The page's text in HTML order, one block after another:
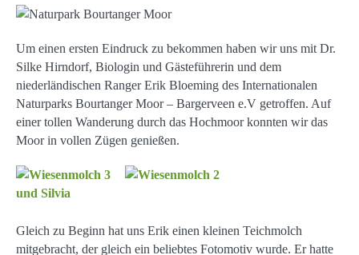
Um einen ersten Eindruck zu bekommen haben wir uns mit Dr.
Silke Hirndorf, Biologin und Gästeführerin und dem
niederländischen Ranger Erik Bloeming des Internationalen
Naturparks Bourtanger Moor – Bargerveen e.V getroffen. Auf
einer tollen Wanderung durch das Hochmoor konnten wir das
Moor in vollen Zügen genießen.
Gleich zu Beginn hat uns Erik einen kleinen Teichmolch
mitgebracht, der gleich ein beliebtes Fotomotiv wurde. Er hatte